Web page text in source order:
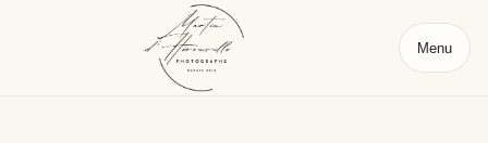
Menu